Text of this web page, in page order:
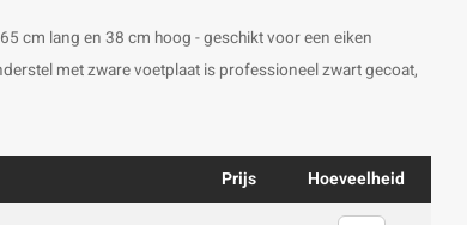
cm lang en 38 cm hoog - geschikt voor een eiken
met zware voetplaat is professioneel zwart gecoat,
Prijs Hoeveelheid